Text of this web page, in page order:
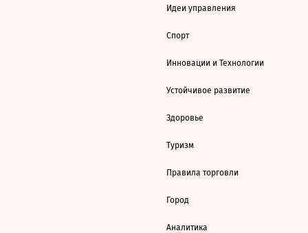
Идеи управления
Спорт
Инновации и Технологии
Устойчивое развитие
Здоровье
Туризм
Правила торговли
Город
Аналитика